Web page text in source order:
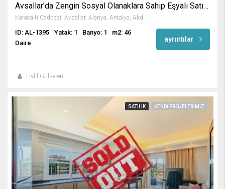
Avsallar’da Zengin Sosyal Olanaklara Sahip Eşyalı Satılık Daire
ID: AL-1395 Yatak: 1 Banyo: 1
m2: 46
Daire
ayrıntılar
Halil Gülseren
SATILIK KENDI PROJELERIMIZ